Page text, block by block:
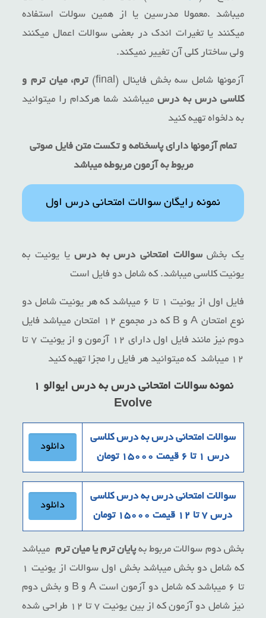
میباشد .معمولا مدرسین یا از همین سولات استفاده
میکنند یا تغیرات اندک در بعضی سوالات اعمال میکنند
ولی ساختار کلی آن تغییر نمیکند.
آزمونها شامل سه بخش فاینال (final)
ترم، میان ترم و
کلاسی درس به درسمیباشند شما هرکدام را میتوانید
به دلخواه تهیه کنید
تمام آزمونها دارای پاسخنامه و تکست متن فایل صوتی
مربوط به آزمون مربوطه میباشد
نمونه رایگان سوالات امتحانی درس اول
یک بخشسوالات امتحانی درس به درسیا یونیت به
یونیت کلاسی میباشد. که شامل دو فایل است
فایل اول از یونیت ۱ تا ۶ میباشد که هر یونیت شامل دو
نوع امتحان A و B که در مجموع ۱۲ امتحان میباشد فایل
دوم نیز مانند فایل اول دارای ۱۲ آزمون و از یونیت ۷ تا
۱۲ میباشد که میتوانید هر فایل را مجزا تهیه کنید
نمونه سوالات امتحانی درس به درس ایوالو ۱
Evolve
سوالات امتحانی درس به درس کلاسی
درس ۱ تا ۶ قیمت ۱۵۰۰۰ تومان
دانلود
سوالات امتحانی درس به درس کلاسی
درس ۷ تا ۱۲ قیمت ۱۵۰۰۰ تومان
دانلود
بخش دوم سوالات مربوط بهپایان ترم یا میان ترم میباشد
که شامل دو بخش میباشد بخش اول سوالات از یونیت ۱
تا ۶ میباشد که شامل دو آزمون است A و B و بخش دوم
نیز شامل دو آزمون که از بین یونیت ۷ تا ۱۲ طراحی شده